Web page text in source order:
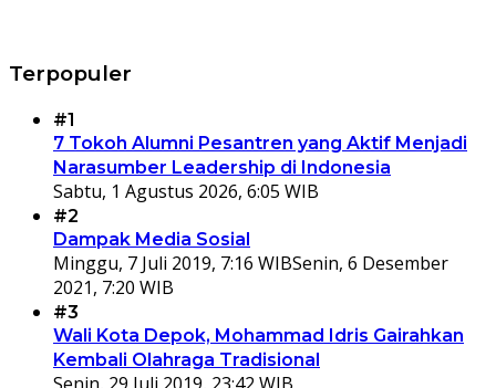
Terpopuler
#1
7 Tokoh Alumni Pesantren yang Aktif Menjadi
Narasumber Leadership di Indonesia
Sabtu, 1 Agustus 2026, 6:05 WIB
#2
Dampak Media Sosial
Minggu, 7 Juli 2019, 7:16 WIBSenin, 6 Desember
2021, 7:20 WIB
#3
Wali Kota Depok, Mohammad Idris Gairahkan
Kembali Olahraga Tradisional
Senin, 29 Juli 2019, 23:42 WIB